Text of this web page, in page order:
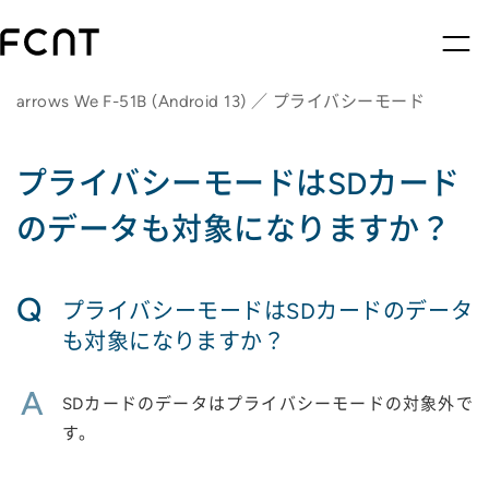
arrows We F-51B (Android 13) ／ プライバシーモード
プライバシーモードはSDカード
のデータも対象になりますか？
Q
プライバシーモードはSDカードのデータ
も対象になりますか？
A
SDカードのデータはプライバシーモードの対象外で
す。